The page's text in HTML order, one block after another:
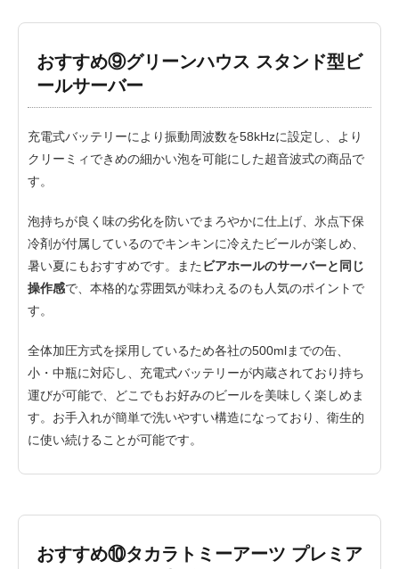
おすすめ⑨グリーンハウス スタンド型ビ
ールサーバー
充電式バッテリーにより振動周波数を58kHzに設定し、より
クリーミィできめの細かい泡を可能にした超音波式の商品で
す。
泡持ちが良く味の劣化を防いでまろやかに仕上げ、氷点下保
冷剤が付属しているのでキンキンに冷えたビールが楽しめ、
暑い夏にもおすすめです。また ビアホールのサーバーと同じ
操作感で、本格的な雰囲気が味わえるのも人気のポイントで
す。
全体加圧方式を採用しているため各社の500mlまでの缶、
小・中瓶に対応し、充電式バッテリーが内蔵されており持ち
運びが可能で、どこでもお好みのビールを美味しく楽しめま
す。お手入れが簡単で洗いやすい構造になっており、衛生的
に使い続けることが可能です。
おすすめ⑩タカラトミーアーツ プレミア